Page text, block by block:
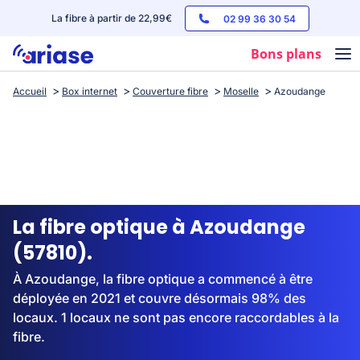
La fibre à partir de 22,99€ 02 99 36 30 54
Bons plans
Box internet
Streaming
Accueil Box internet Couverture fibre Moselle Azoudange
La fibre optique à Azoudange
(57810).
À Azoudange, la fibre optique a commencé à être
déployée en 2021 et couvre désormais 98% des
locaux. 1 locaux ne sont pas encore raccordables à la
fibre.